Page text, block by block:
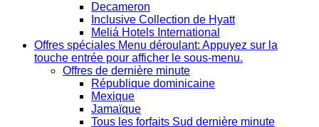
Decameron
Inclusive Collection de Hyatt
Meliá Hotels International
Offres spéciales Menu déroulant: Appuyez sur la
touche entrée pour afficher le sous-menu.
Offres de dernière minute
République dominicaine
Mexique
Jamaïque
Tous les forfaits Sud dernière minute